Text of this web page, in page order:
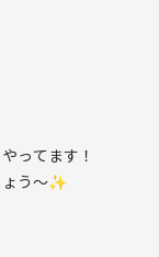
ってます！
う〜✨